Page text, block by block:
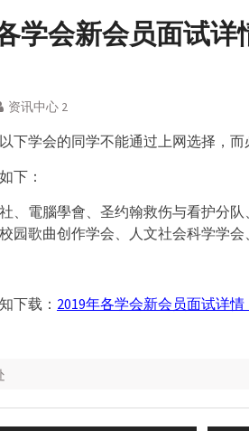
学会新会员面试详
资讯中心 2
下学会的同学不能通过上网选择，而
下：
、電腦學會、圣约翰救伤与看护分
园歌曲创作学会、人文社会科学学会
下载： 2019年各学会新会员面试详